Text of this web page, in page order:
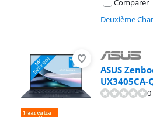
Comparer
Deuxième
ASUS
UX3405CA-
0